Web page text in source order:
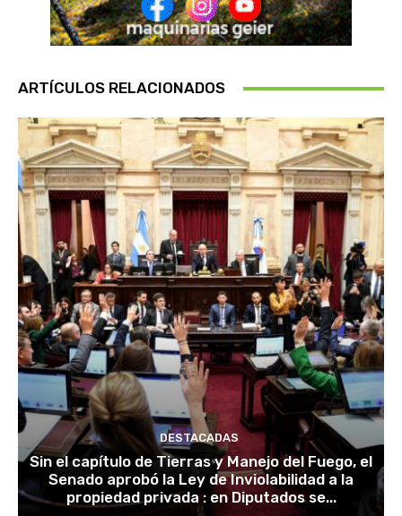
ARTÍCULOS RELACIONADOS
DESTACADAS
Sin el capítulo de Tierras y Manejo del Fuego, el
Senado aprobó la Ley de Inviolabilidad a la
propiedad privada : en Diputados se...